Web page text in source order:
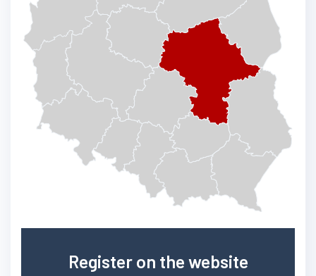
Register on the website